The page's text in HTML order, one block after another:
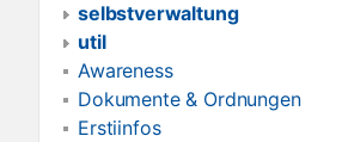
selbstverwaltung
util
Awareness
Dokumente & Ordnungen
Erstiinfos